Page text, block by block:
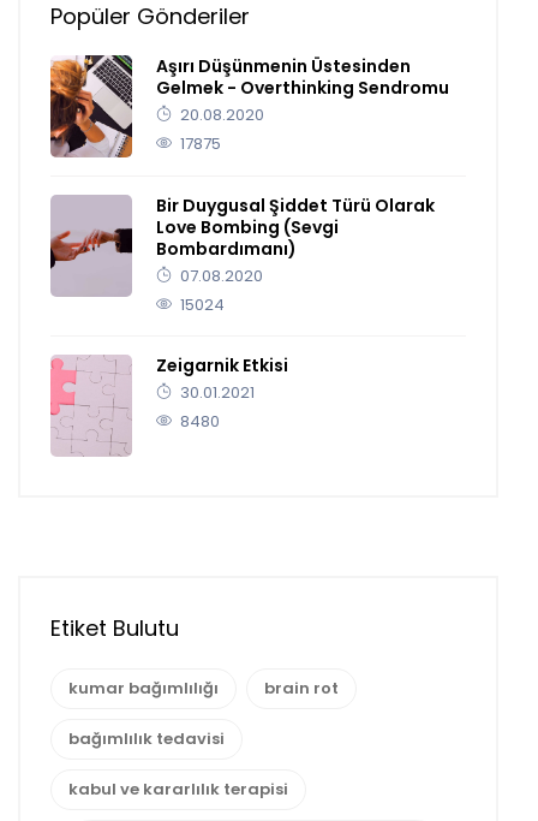
Popüler Gönderiler
Aşırı Düşünmenin Üstesinden
Gelmek - Overthinking Sendromu
20.08.2020
17875
Bir Duygusal Şiddet Türü Olarak
Love Bombing (Sevgi
Bombardımanı)
07.08.2020
15024
Zeigarnik Etkisi
30.01.2021
8480
Etiket Bulutu
kumar bağımlılığı brain rot
bağımlılık tedavisi
kabul ve kararlılık terapisi